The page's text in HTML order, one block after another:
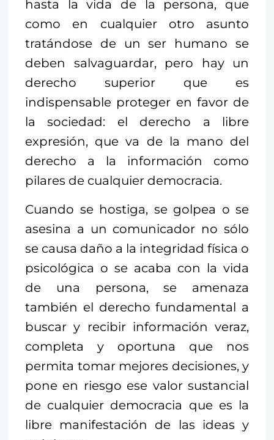
hasta la vida de la persona, que
como en cualquier otro asunto
tratándose de un ser humano se
deben salvaguardar, pero hay un
derecho superior que es
indispensable proteger en favor de
la sociedad: el derecho a libre
expresión, que va de la mano del
derecho a la información como
pilares de cualquier democracia.
Cuando se hostiga, se golpea o se
asesina a un comunicador no sólo
se causa daño a la integridad física o
psicológica o se acaba con la vida
de una persona, se amenaza
también el derecho fundamental a
buscar y recibir información veraz,
completa y oportuna que nos
permita tomar mejores decisiones, y
pone en riesgo ese valor sustancial
de cualquier democracia que es la
libre manifestación de las ideas y